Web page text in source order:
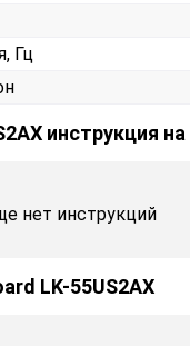
Гц
инструкция
нет инструкций
LK-55US2AX